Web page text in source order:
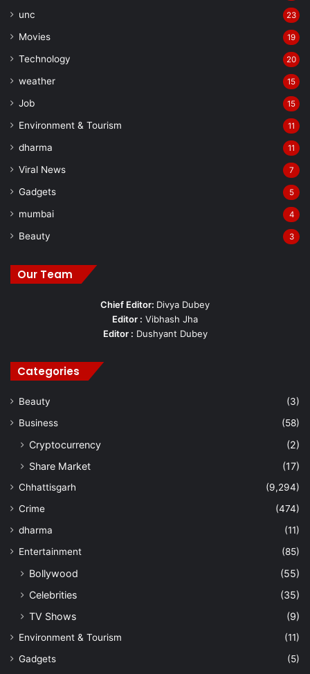
unc 23
Movies 19
Technology 20
weather 15
Job 15
Environment & Tourism 11
dharma 11
Viral News 7
Gadgets 5
mumbai 4
Beauty 3
Our Team
Chief Editor: Divya Dubey
Editor : Vibhash Jha
Editor : Dushyant Dubey
Categories
Beauty
(3)
Business
(58)
Cryptocurrency
(2)
Share Market
(17)
Chhattisgarh
(9,294)
Crime
(474)
dharma
(11)
Entertainment
(85)
Bollywood
(55)
Celebrities
(35)
TV Shows
(9)
Environment & Tourism
(11)
Gadgets
(5)